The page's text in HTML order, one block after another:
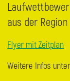
aus der
Flyer mit Zeitplan
Weitere Infos